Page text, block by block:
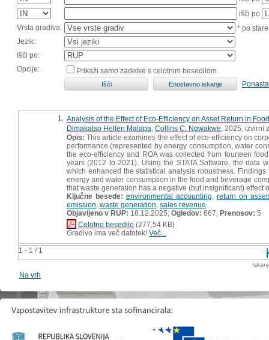
išči po
Vrsta gradiva:
* po
Jezik:
Išči po:
Opcije:
Prikaži samo zadetke s celotnim besedilom
1 - 1 / 1
1. Analysis of the Effect of Eco-Efficiency on Asset Return in
Dimakatso Hellen Malapa Collins C. Ngwakwe , 2025, izvirni
Opis: This article examines the effect of eco-efficiency on
performance (represented by energy consumption, water
the eco-efficiency and ROA was collected from fourteen
years (2012 to 2021). Using the STATA Software, the data
which enhanced the statistical analysis robustness.
energy and water consumption in the food and beverage
that waste generation has a negative (but insignificant)
Ključne besede: environmental accounting
return on
emission waste generation sales revenue
Objavljeno v RUP: 18.12.2025; Ogledov: 667; Prenosov: 5
Celotno besedilo (277,54 KB)
Gradivo ima več datotek! Več...
Na vrh